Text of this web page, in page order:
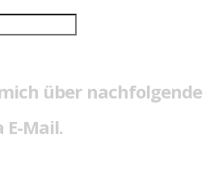
über nachfolgende
Mail.